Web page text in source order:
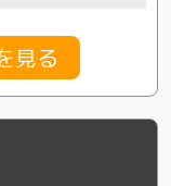
見る